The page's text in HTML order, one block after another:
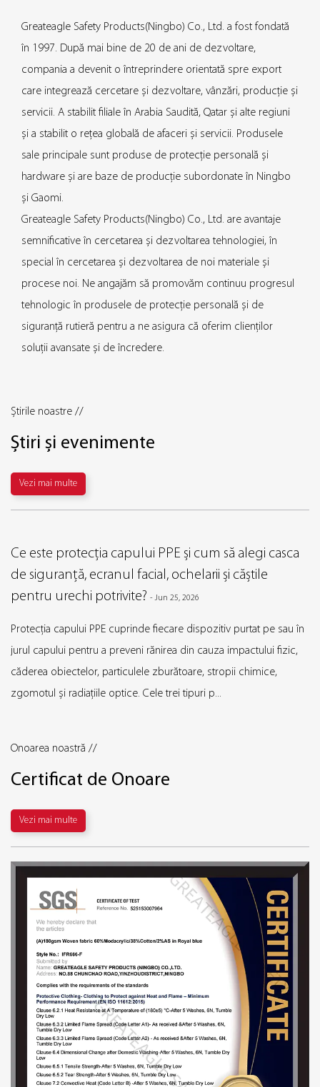
Greateagle Safety Products(Ningbo) Co., Ltd. a fost fondată
în 1997. După mai bine de 20 de ani de dezvoltare,
compania a devenit o întreprindere orientată spre export
care integrează cercetare și dezvoltare, vânzări, producție și
servicii. A stabilit filiale în Arabia Saudită, Qatar și alte regiuni
și a stabilit o rețea globală de afaceri și servicii. Produsele
sale principale sunt produse de protecție personală și
hardware și are baze de producție subordonate în Ningbo
și Gaomi.
Greateagle Safety Products(Ningbo) Co., Ltd. are avantaje
semnificative în cercetarea și dezvoltarea tehnologiei, în
special în cercetarea și dezvoltarea de noi materiale și
procese noi. Ne angajăm să promovăm continuu progresul
tehnologic în produsele de protecție personală și de
siguranță rutieră pentru a ne asigura că oferim clienților
soluții avansate și de încredere.
Știrile noastre //
Știri și evenimente
Vezi mai multe
este protecția capului PPE și cum să alegi casca
siguranță, ecranul facial, ochelarii și căștile
urechi potrivite?-Jun 25, 2026
capului PPE cuprinde fiecare dispozitiv purtat pe sau în
capului pentru a preveni rănirea din cauza impactului fizic,
obiectelor, particulele zburătoare, stropii chimice,
și radiațiile optice. Cele trei tipuri p...
Onoarea noastră //
Certificat de Onoare
Vezi mai multe